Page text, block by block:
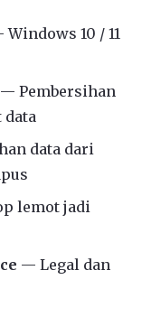
Windows 10 / 11
— Pembersihan
data
data dari
lemot jadi
— Legal dan